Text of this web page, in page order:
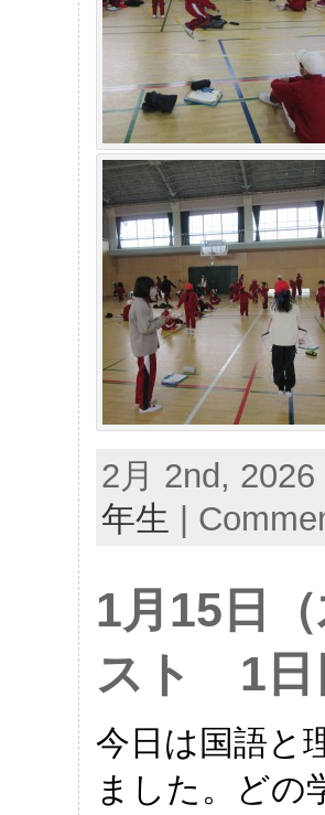
2月 2nd,
年生 |
1月15日
スト 1日
今日は国語と
ました。どの